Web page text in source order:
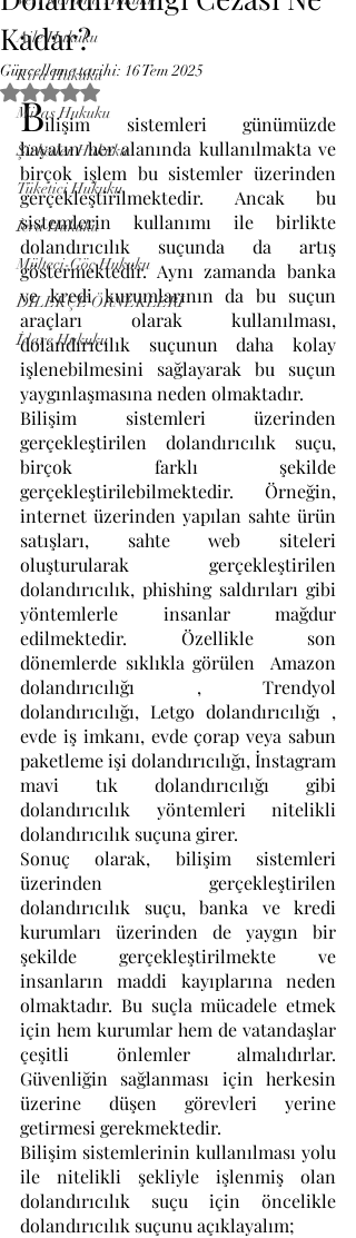
Aile Hukuku
Kira Hukuku
Miras Hukuku
Şirketler Hukuku
Tüketici Hukuku
İcra Hukuku
Mülteci-Göç Hukuku
DİLEKÇE ÖRNEKLERİ
İdare Hukuku
Kadar?
Güncelleme tarihi: 16 Tem 2025
5 üzerinden NaN yıldız
Bilişim sistemleri günümüzde
hayatın her alanında kullanılmakta ve
birçok işlem bu sistemler üzerinden
gerçekleştirilmektedir. Ancak bu
sistemlerin kullanımı ile birlikte
dolandırıcılık suçunda da artış
göstermektedir. Aynı zamanda banka
ve kredi kurumlarının da bu suçun
araçları olarak kullanılması,
dolandırıcılık suçunun daha kolay
işlenebilmesini sağlayarak bu suçun
yaygınlaşmasına neden olmaktadır.
Bilişim sistemleri üzerinden
gerçekleştirilen dolandırıcılık suçu,
birçok farklı şekilde
gerçekleştirilebilmektedir. Örneğin,
internet üzerinden yapılan sahte ürün
satışları, sahte web siteleri
oluşturularak gerçekleştirilen
dolandırıcılık, phishing saldırıları gibi
yöntemlerle insanlar mağdur
edilmektedir. Özellikle son
dönemlerde sıklıkla görülen  Amazon
dolandırıcılığı , Trendyol
dolandırıcılığı, Letgo dolandırıcılığı ,
evde iş imkanı, evde çorap veya sabun
paketleme işi dolandırıcılığı, İnstagram
mavi tık dolandırıcılığı gibi
dolandırıcılık yöntemleri nitelikli
dolandırıcılık suçuna girer.
Sonuç olarak, bilişim sistemleri
üzerinden gerçekleştirilen
dolandırıcılık suçu, banka ve kredi
kurumları üzerinden de yaygın bir
şekilde gerçekleştirilmekte ve
insanların maddi kayıplarına neden
olmaktadır. Bu suçla mücadele etmek
için hem kurumlar hem de vatandaşlar
çeşitli önlemler almalıdırlar.
Güvenliğin sağlanması için herkesin
üzerine düşen görevleri yerine
getirmesi gerekmektedir.
Bilişim sistemlerinin kullanılması yolu
ile nitelikli şekliyle işlenmiş olan
dolandırıcılık suçu için öncelikle
dolandırıcılık suçunu açıklayalım;